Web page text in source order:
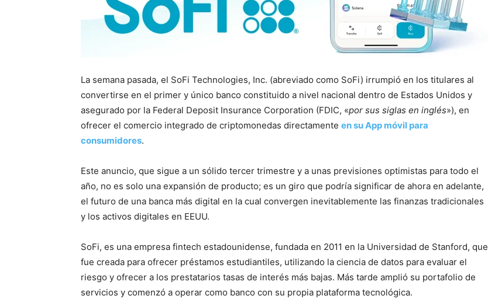
La semana pasada, el SoFi Technologies, Inc. (abreviado como SoFi) irrumpió en los titulares al
convertirse en el primer y único banco constituido a nivel nacional dentro de Estados Unidos y
asegurado por la Federal Deposit Insurance Corporation (FDIC, «por sus siglas en inglés»), en
ofrecer el comercio integrado de criptomonedas directamente en su App móvil para
consumidores.
Este anuncio, que sigue a un sólido tercer trimestre y a unas previsiones optimistas para todo el
año, no es solo una expansión de producto; es un giro que podría significar de ahora en adelante,
el futuro de una banca más digital en la cual convergen inevitablemente las finanzas tradicionales
y los activos digitales en EEUU.
SoFi, es una empresa fintech estadounidense, fundada en 2011 en la Universidad de Stanford, que
fue creada para ofrecer préstamos estudiantiles, utilizando la ciencia de datos para evaluar el
riesgo y ofrecer a los prestatarios tasas de interés más bajas. Más tarde amplió su portafolio de
servicios y comenzó a operar como banco con su propia plataforma tecnológica.